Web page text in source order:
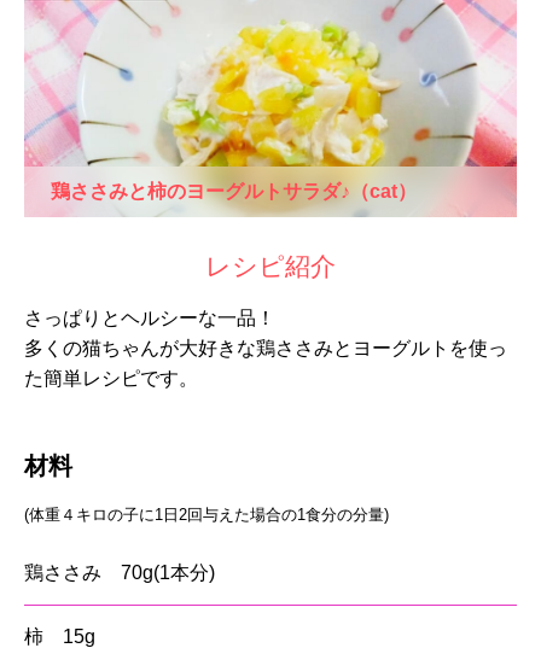
鶏ささみと柿のヨーグルトサラダ♪（cat）
レシピ紹介
さっぱりとヘルシーな一品！
多くの猫ちゃんが大好きな鶏ささみとヨーグルトを使っ
た簡単レシピです。
材料
(体重４キロの子に1日2回与えた場合の1食分の分量)
鶏ささみ 70g(1本分)
柿 15g